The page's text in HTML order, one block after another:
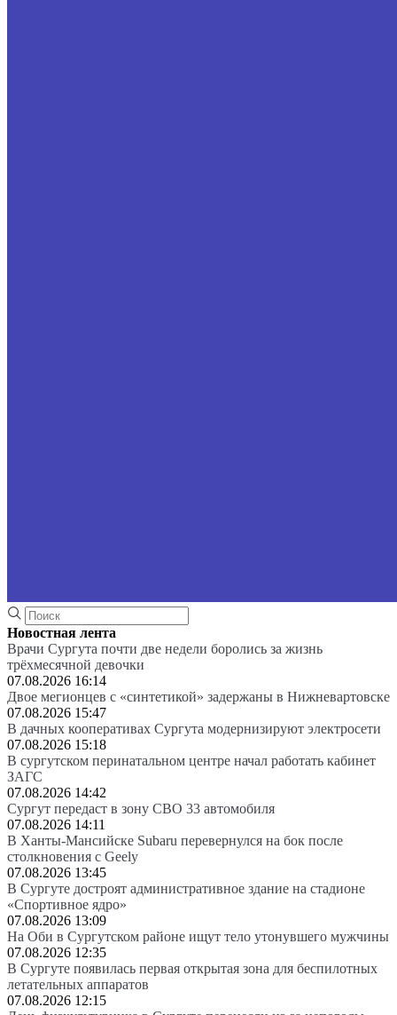
Новостная лента
Врачи Сургута почти две недели боролись за жизнь
трёхмесячной девочки
07.08.2026 16:14
Двое мегионцев с «синтетикой» задержаны в Нижневартовске
07.08.2026 15:47
В дачных кооперативах Сургута модернизируют электросети
07.08.2026 15:18
В сургутском перинатальном центре начал работать кабинет
ЗАГС
07.08.2026 14:42
Сургут передаст в зону СВО 33 автомобиля
07.08.2026 14:11
В Ханты-Мансийске Subaru перевернулся на бок после
столкновения с Geely
07.08.2026 13:45
В Сургуте достроят административное здание на стадионе
«Спортивное ядро»
07.08.2026 13:09
На Оби в Сургутском районе ищут тело утонувшего мужчины
07.08.2026 12:35
В Сургуте появилась первая открытая зона для беспилотных
летательных аппаратов
07.08.2026 12:15